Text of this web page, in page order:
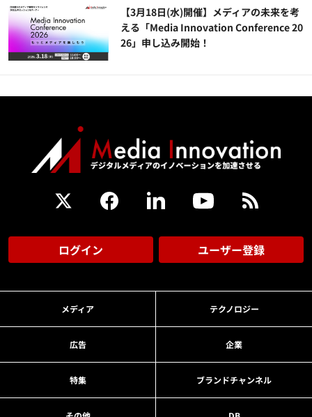
【3月18日(水)開催】メディアの未来を考
える「Media Innovation Conference 20
26」申し込み開始！
ログイン ユーザー登録
メディア テクノロジー
広告 企業
特集 ブランドチャンネル